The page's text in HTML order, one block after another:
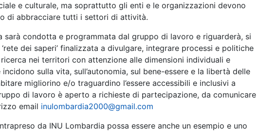
e culturale, ma soprattutto gli enti e le organizzazioni devono
di abbracciare tutti i settori di attività.
sarà condotta e programmata dal gruppo di lavoro e riguarderà, si
‘rete dei saperi’ finalizzata a divulgare, integrare processi e politiche
ricerca nei territori con attenzione alle dimensioni individuali e
sulla vita, sull’autonomia, sul bene-essere e la libertà delle
migliorino e/o traguardino l’essere accessibili e inclusivi a
di lavoro è aperto a richieste di partecipazione, da comunicare
email inulombardia2000@gmail.com
da INU Lombardia possa essere anche un esempio e uno